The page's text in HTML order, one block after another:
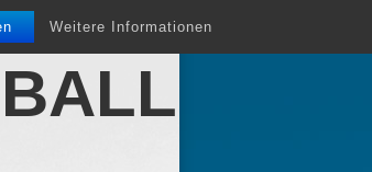
Weitere Informationen